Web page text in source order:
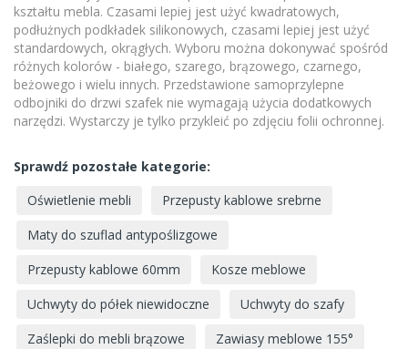
kształtu mebla. Czasami lepiej jest użyć kwadratowych,
podłużnych podkładek silikonowych, czasami lepiej jest użyć
standardowych, okrągłych. Wyboru można dokonywać spośród
różnych kolorów - białego, szarego, brązowego, czarnego,
beżowego i wielu innych. Przedstawione samoprzylepne
odbojniki do drzwi szafek nie wymagają użycia dodatkowych
narzędzi. Wystarczy je tylko przykleić po zdjęciu folii ochronnej.
Sprawdź pozostałe kategorie:
Oświetlenie mebli
Przepusty kablowe srebrne
Maty do szuflad antypoślizgowe
Przepusty kablowe 60mm
Kosze meblowe
Uchwyty do półek niewidoczne
Uchwyty do szafy
Zaślepki do mebli brązowe
Zawiasy meblowe 155°